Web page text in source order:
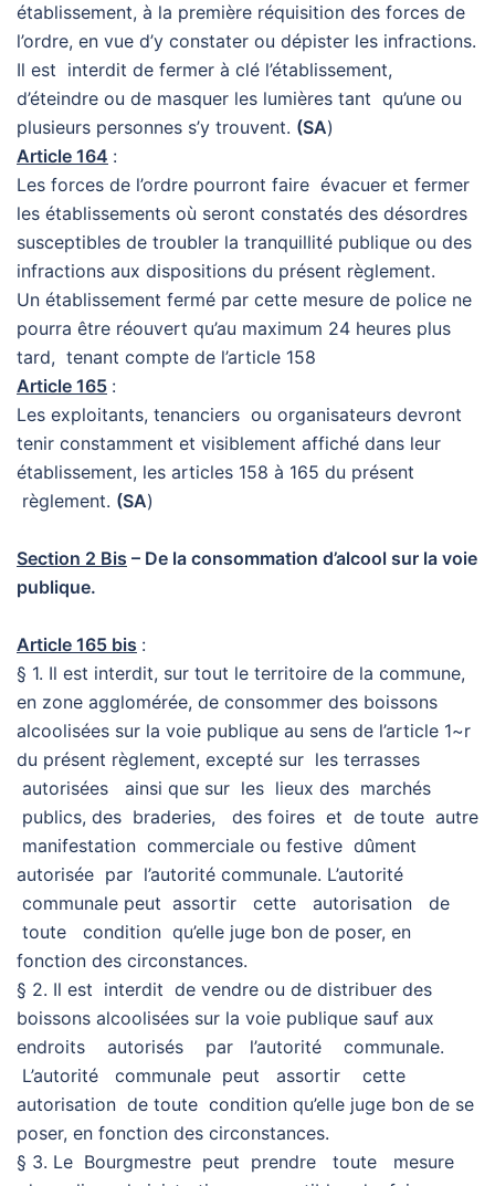
établissement, à la première réquisition des forces de
l’ordre, en vue d’y constater ou dépister les infractions.
Il est interdit de fermer à clé l’établissement,
d’éteindre ou de masquer les lumières tant qu’une ou
plusieurs personnes s’y trouvent. (SA)
Article 164 :
Les forces de l’ordre pourront faire évacuer et fermer
les établissements où seront constatés des désordres
susceptibles de troubler la tranquillité publique ou des
infractions aux dispositions du présent règlement.
Un établissement fermé par cette mesure de police ne
pourra être réouvert qu’au maximum 24 heures plus
tard, tenant compte de l’article 158
Article 165 :
Les exploitants, tenanciers ou organisateurs devront
tenir constamment et visiblement affiché dans leur
établissement, les articles 158 à 165 du présent
règlement. (SA)
Section 2 Bis – De la consommation d’alcool sur la voie
publique.
Article 165 bis :
§ 1. Il est interdit, sur tout le territoire de la commune,
en zone agglomérée, de consommer des boissons
alcoolisées sur la voie publique au sens de l’article 1~r
du présent règlement, excepté sur les terrasses
autorisées ainsi que sur les lieux des marchés
publics, des braderies, des foires et de toute autre
manifestation commerciale ou festive dûment
autorisée par l’autorité communale. L’autorité
communale peut assortir cette autorisation de
toute condition qu’elle juge bon de poser, en
fonction des circonstances.
§ 2. Il est interdit de vendre ou de distribuer des
boissons alcoolisées sur la voie publique sauf aux
endroits autorisés par l’autorité communale.
L’autorité communale peut assortir cette
autorisation de toute condition qu’elle juge bon de se
poser, en fonction des circonstances.
§ 3. Le Bourgmestre peut prendre toute mesure